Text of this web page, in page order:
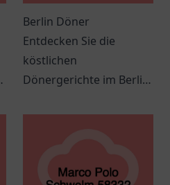
Berlin Döner
Entdecken Sie die
köstlichen
Dönergerichte im Berlin
Genuss für die ganze